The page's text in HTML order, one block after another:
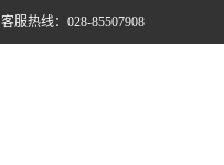
客服热线：028-85507908